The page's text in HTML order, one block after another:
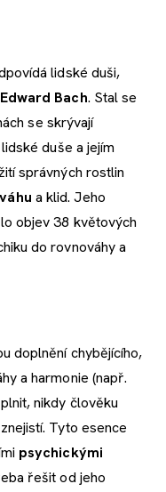
lidské duši,
Edward Bach. Stal se
se skrývají
duše a jejím
správných rostlin
a klid. Jeho
objev 38 květových
do rovnováhy a
doplnění chybějícího,
a harmonie (např.
nikdy člověku
Tyto esence
psychickými
řešit od jeho